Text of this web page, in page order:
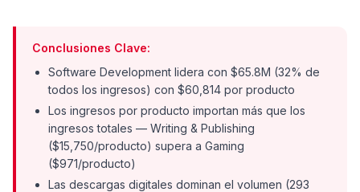
Conclusiones Clave:
Software Development lidera con $65.8M (32% de
todos los ingresos) con $60,814 por producto
Los ingresos por producto importan más que los
ingresos totales — Writing & Publishing
($15,750/producto) supera a Gaming
($971/producto)
Las descargas digitales dominan el volumen (293